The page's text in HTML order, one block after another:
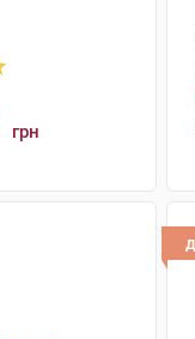
грн